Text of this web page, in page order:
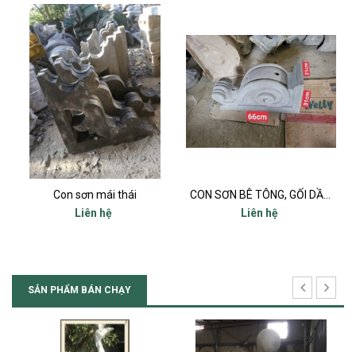
Liên hệ
Con sơn, con bọ đỡ dầm, gối dầm, consol tại thanh hoá
Liên hệ
SẢN PHẨM BÁN CHẠY